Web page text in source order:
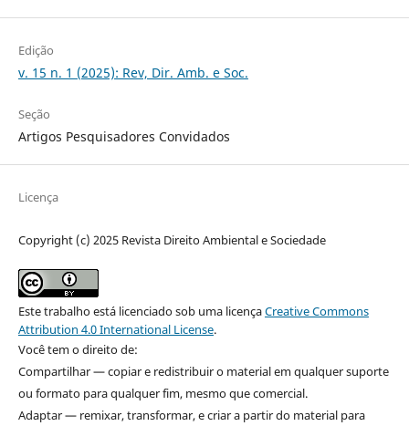
Edição
v. 15 n. 1 (2025): Rev, Dir. Amb. e Soc.
Seção
Artigos Pesquisadores Convidados
Licença
Copyright (c) 2025 Revista Direito Ambiental e Sociedade
Este trabalho está licenciado sob uma licençaCreative Commons
Attribution 4.0 International License.
Você tem o direito de:
Compartilhar — copiar e redistribuir o material em qualquer suporte
ou formato para qualquer fim, mesmo que comercial.
Adaptar — remixar, transformar, e criar a partir do material para